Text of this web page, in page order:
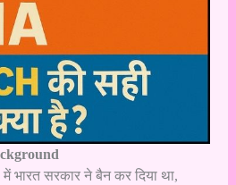
भारत सरकार ने बैन कर दिया था,